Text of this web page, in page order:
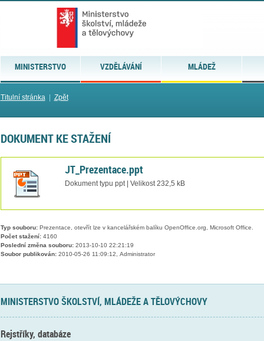
MINISTERSTVO VZDĚLÁVÁNÍ MLÁDEŽ
Titulní stránka| Zpět
DOKUMENT KE STAŽENÍ
JT_Prezentace.ppt
Dokument typu ppt | Velikost 232,5 kB
Typ souboru:Prezentace, otevřít lze v kancelářském balíku OpenOffice.org, Microsoft Office.
Počet stažení:4160
Poslední změna souboru:2013-10-10 22:21:19
Soubor publikován:2010-05-26 11:09:12, Administrator
MINISTERSTVO ŠKOLSTVÍ, MLÁDEŽE A TĚLOVÝCHOVY
Rejstříky, databáze